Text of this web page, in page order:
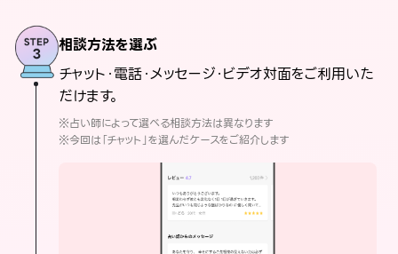
相談方法を選ぶ
チャット・電話・メッセージ・ビデオ対面をご利用いた
だけます。
※占い師によって選べる相談方法は異なります
※今回は「チャット」を選んだケースをご紹介します